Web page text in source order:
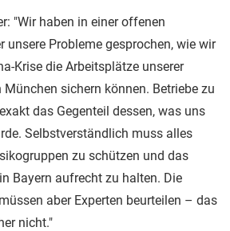
"Wir haben in einer offenen
unsere Probleme gesprochen, wie wir
Krise die Arbeitsplätze unserer
sichern können. Betriebe zu
das Gegenteil dessen, was uns
Selbstverständlich muss alles
zu schützen und das
Bayern aufrecht zu halten. Die
aber Experten beurteilen – das
nicht."